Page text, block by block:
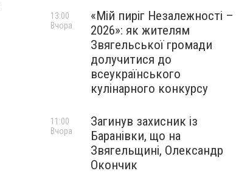
«Мій пиріг Незалежності –
2026»: як жителям
Звягельської громади
долучитися до
всеукраїнського
кулінарного конкурсу
13:00
Вчора
Загинув захисник із
Баранівки, що на
Звягельщині, Олександр
Окончик
11:00
Вчора